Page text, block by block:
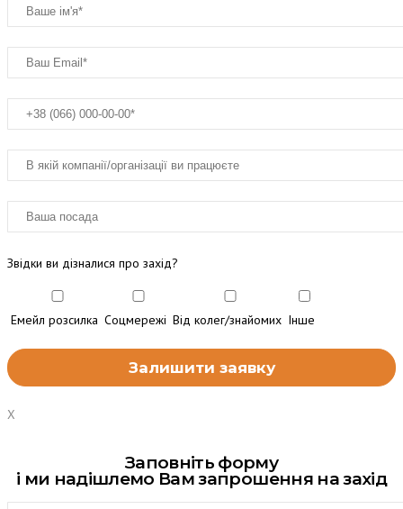
Звідки ви дізналися про захід?
Емейл розсилка Соцмережі Від колег/знайомих Інше
X
Заповніть форму
і ми надішлемо Вам запрошення на захід